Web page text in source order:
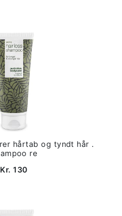
hårtab og tyndt hår .
re
Kr. 130